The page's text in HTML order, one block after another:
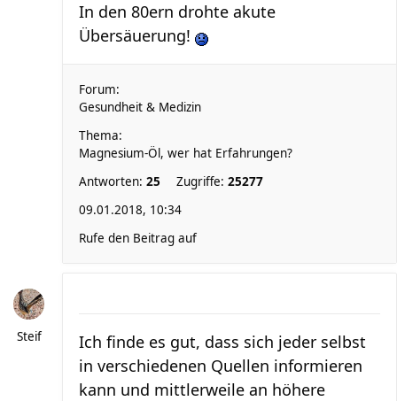
In den 80ern drohte akute
Übersäuerung!
Forum:
Gesundheit & Medizin
Thema:
Magnesium-Öl, wer hat Erfahrungen?
Antworten: 25 Zugriffe: 25277
09.01.2018, 10:34
Rufe den Beitrag auf
Steif
Ich finde es gut, dass sich jeder selbst
in verschiedenen Quellen informieren
kann und mittlerweile an höhere